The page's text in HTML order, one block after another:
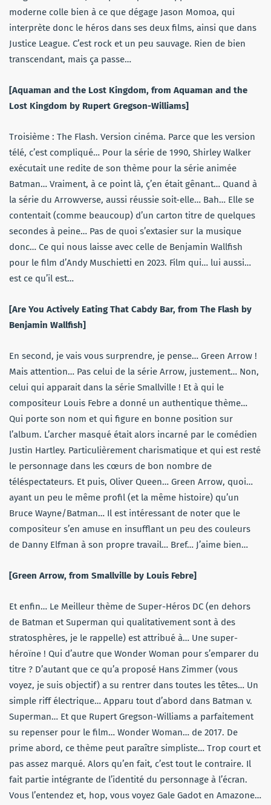
moderne colle bien à ce que dégage Jason Momoa, qui
interprète donc le héros dans ses deux films, ainsi que dans
Justice League. C’est rock et un peu sauvage. Rien de bien
transcendant, mais ça passe…
[Aquaman and the Lost Kingdom, from Aquaman and the
Lost Kingdom by Rupert Gregson-Williams]
Troisième : The Flash. Version cinéma. Parce que les version
télé, c’est compliqué… Pour la série de 1990, Shirley Walker
exécutait une redite de son thème pour la série animée
Batman… Vraiment, à ce point là, ç’en était gênant… Quand à
la série du Arrowverse, aussi réussie soit-elle… Bah… Elle se
contentait (comme beaucoup) d’un carton titre de quelques
secondes à peine… Pas de quoi s’extasier sur la musique
donc… Ce qui nous laisse avec celle de Benjamin Wallfish
pour le film d’Andy Muschietti en 2023. Film qui… lui aussi…
est ce qu’il est…
[Are You Actively Eating That Cabdy Bar, from The Flash by
Benjamin Wallfish]
En second, je vais vous surprendre, je pense… Green Arrow !
Mais attention… Pas celui de la série Arrow, justement… Non,
celui qui apparait dans la série Smallville ! Et à qui le
compositeur Louis Febre a donné un authentique thème…
Qui porte son nom et qui figure en bonne position sur
l’album. L’archer masqué était alors incarné par le comédien
Justin Hartley. Particulièrement charismatique et qui est resté
le personnage dans les cœurs de bon nombre de
téléspectateurs. Et puis, Oliver Queen… Green Arrow, quoi…
ayant un peu le même profil (et la même histoire) qu’un
Bruce Wayne/Batman… Il est intéressant de noter que le
compositeur s’en amuse en insufflant un peu des couleurs
de Danny Elfman à son propre travail… Bref… J’aime bien…
[Green Arrow, from Smallville by Louis Febre]
Et enfin… Le Meilleur thème de Super-Héros DC (en dehors
de Batman et Superman qui qualitativement sont à des
stratosphères, je le rappelle) est attribué à… Une super-
héroïne ! Qui d’autre que Wonder Woman pour s’emparer du
titre ? D’autant que ce qu’a proposé Hans Zimmer (vous
voyez, je suis objectif) a su rentrer dans toutes les têtes… Un
simple riff électrique… Apparu tout d’abord dans Batman v.
Superman… Et que Rupert Gregson-Williams a parfaitement
su repenser pour le film… Wonder Woman… de 2017. De
prime abord, ce thème peut paraître simpliste… Trop court et
pas assez marqué. Alors qu’en fait, c’est tout le contraire. Il
fait partie intégrante de l’identité du personnage à l’écran.
Vous l’entendez et, hop, vous voyez Gale Gadot en Amazone…